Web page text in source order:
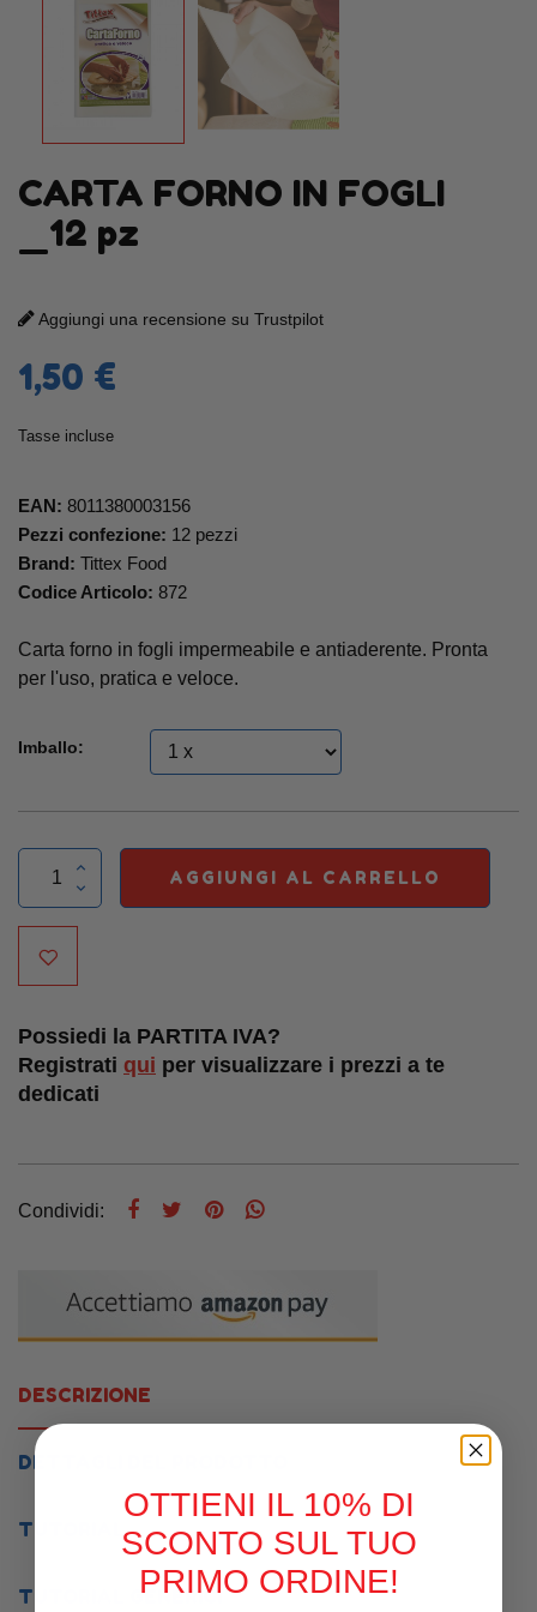
CARTA FORNO IN FOGLI
_12 pz
Aggiungi una recensione su Trustpilot
1,50 €
Tasse incluse
EAN: 8011380003156
Pezzi confezione: 12 pezzi
Brand: Tittex Food
Codice Articolo: 872
Carta forno in fogli impermeabile e antiaderente. Pronta
per l'uso, pratica e veloce.
Imballo:
AGGIUNGI AL CARRELLO
Possiedi la PARTITA IVA?
Registrati qui per visualizzare i prezzi a te
dedicati
Condividi:
DESCRIZIONE
DETTAGLI DEL PRODOTTO
TUTORIAL
TUTORIAL GENERICI
OTTIENI IL 10% DI
SCONTO SUL TUO
PRIMO ORDINE!